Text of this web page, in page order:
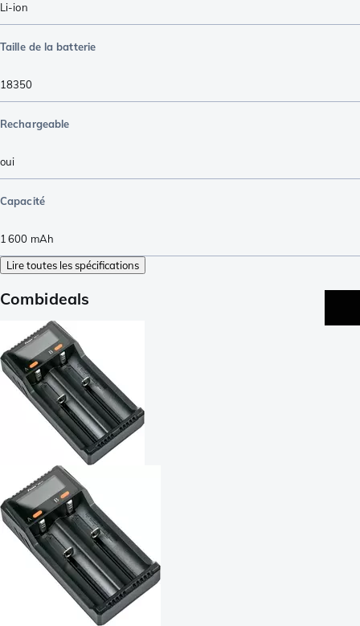
Li-ion
Taille de la batterie
18350
Rechargeable
oui
Capacité
1 600 mAh
Lire toutes les spécifications
Combideals